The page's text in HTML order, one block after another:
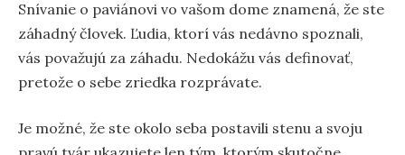
Snívanie o paviánovi vo vašom dome znamená, že ste
záhadný človek. Ľudia, ktorí vás nedávno spoznali,
vás považujú za záhadu. Nedokážu vás definovať,
pretože o sebe zriedka rozprávate.
Je možné, že ste okolo seba postavili stenu a svoju